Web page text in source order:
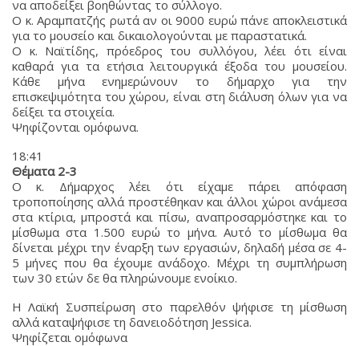
να αποδείξει βοηθώντας το σύλλογο.
Ο κ. Αραμπατζής ρωτά αν οι 9000 ευρώ πάνε αποκλειστικά
για το μουσείο και δικαιολογούνται με παραστατικά.
Ο κ. Ναϊτίδης, πρόεδρος του συλλόγου, λέει ότι είναι
καθαρά για τα ετήσια λειτουργικά έξοδα του μουσείου.
Κάθε μήνα ενημερώνουν το δήμαρχο για την
επισκεψιμότητα του χώρου, είναι στη διάλυση όλων για να
δείξει τα στοιχεία.
Ψηφίζονται ομόφωνα.
18:41
Θέματα 2-3
Ο κ. Δήμαρχος λέει ότι είχαμε πάρει απόφαση
τροποποίησης αλλά προστέθηκαν και άλλοι χώροι ανάμεσα
στα κτίρια, μπροστά και πίσω, αναπροσαρμόστηκε και το
μίσθωμα στα 1.500 ευρώ το μήνα. Αυτό το μίσθωμα θα
δίνεται μέχρι την έναρξη των εργασιών, δηλαδή μέσα σε 4-
5 μήνες που θα έχουμε ανάδοχο. Μέχρι τη συμπλήρωση
των 30 ετών δε θα πληρώνουμε ενοίκιο.
Η Λαϊκή Συσπείρωση στο παρελθόν ψήφισε τη μίσθωση
αλλά καταψήφισε τη δανειοδότηση Jessica.
Ψηφίζεται ομόφωνα